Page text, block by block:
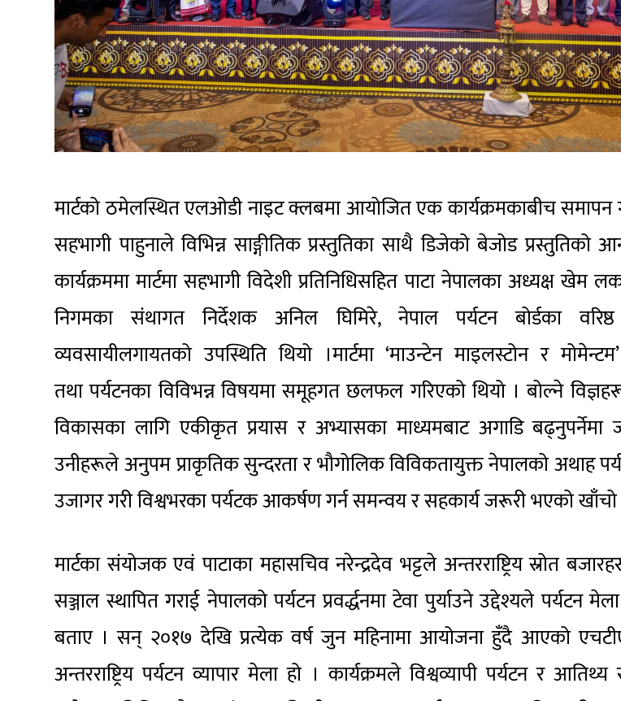
मार्टको ठमेलस्थित एलओडी नाइट क्लबमा आयोजित एक कार्यक्रमकाबीच समापन
सहभागी पाहुनाले विभिन्न साङ्गीतिक प्रस्तुतिका साथै डिजेको बेजोड प्रस्तुतिको
कार्यक्रममा मार्टमा सहभागी विदेशी प्रतिनिधिसहित पाटा नेपालका अध्यक्ष खेम
निगमका संथागत निर्देशक अनिल घिमिरे, नेपाल पर्यटन बोर्डका
व्यवसायीलगायतको उपस्थिति थियो ।मार्टमा ‘माउन्टेन माइलस्टोन र
तथा पर्यटनका विविभन्न विषयमा समूहगत छलफल गरिएको थियो । बोल्ने
विकासका लागि एकीकृत प्रयास र अभ्यासका माध्यमबाट अगाडि बढ्नुपर्नेमा
उनीहरूले अनुपम प्राकृतिक सुन्दरता र भौगोलिक विविकतायुक्त नेपालको अथाह
उजागर गरी विश्वभरका पर्यटक आकर्षण गर्न समन्वय र सहकार्य जरूरी भएको
मार्टका संयोजक एवं पाटाका महासचिव नरेन्द्रदेव भट्टले अन्तरराष्ट्रिय स्रोत
सञ्जाल स्थापित गराई नेपालको पर्यटन प्रवर्द्धनमा टेवा पुर्याउने उद्देश्यले पर्यटन
बताए । सन् २०१७ देखि प्रत्येक वर्ष जुन महिनामा आयोजना हुँदै आएको
अन्तरराष्ट्रिय पर्यटन व्यापार मेला हो । कार्यक्रमले विश्वव्यापी पर्यटन र